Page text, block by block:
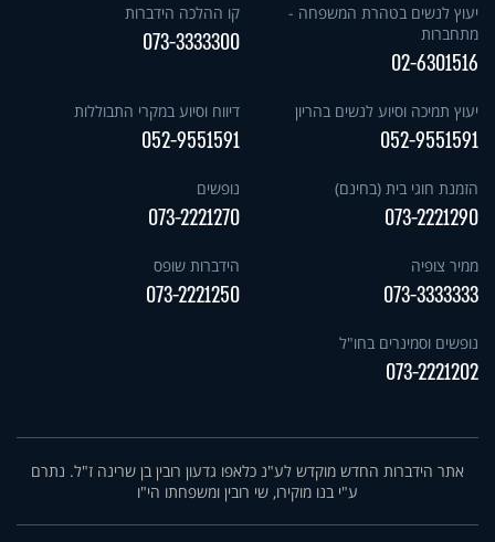
יעוץ לנשים בטהרת המשפחה -
מתחברות
02-6301516
קו ההלכה הידברות
073-3333300
יעוץ תמיכה וסיוע לנשים בהריון
052-9551591
דיווח וסיוע במקרי התבוללות
052-9551591
הזמנת חוגי בית (בחינם)
073-2221290
נופשים
073-2221270
ממיר צופיה
073-3333333
הידברות שופס
073-2221250
נופשים וסמינרים בחו"ל
073-2221202
אתר הידברות החדש מוקדש לע"נ כלאפו גדעון רובין בן שרינה ז"ל. נתרם
ע"י בנו מוקירו, שי רובין ומשפחתו הי"ו